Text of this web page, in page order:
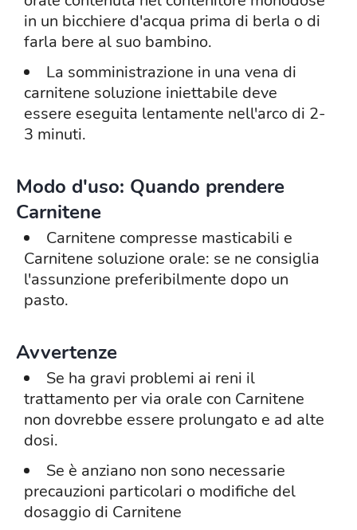
in un bicchiere d'acqua prima di berla o di
farla bere al suo bambino.
La somministrazione in una vena di
carnitene soluzione iniettabile deve
essere eseguita lentamente nell'arco di 2-
3 minuti.
Modo d'uso: Quando prendere
Carnitene
Carnitene compresse masticabili e
Carnitene soluzione orale: se ne consiglia
l'assunzione preferibilmente dopo un
pasto.
Avvertenze
Se ha gravi problemi ai reni il
trattamento per via orale con Carnitene
non dovrebbe essere prolungato e ad alte
dosi.
Se è anziano non sono necessarie
precauzioni particolari o modifiche del
dosaggio di Carnitene